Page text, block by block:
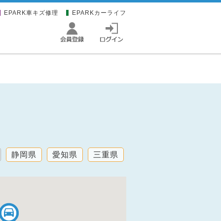
EPARK車キズ修理 EPARKカーライフ
静岡県 愛知県 三重県